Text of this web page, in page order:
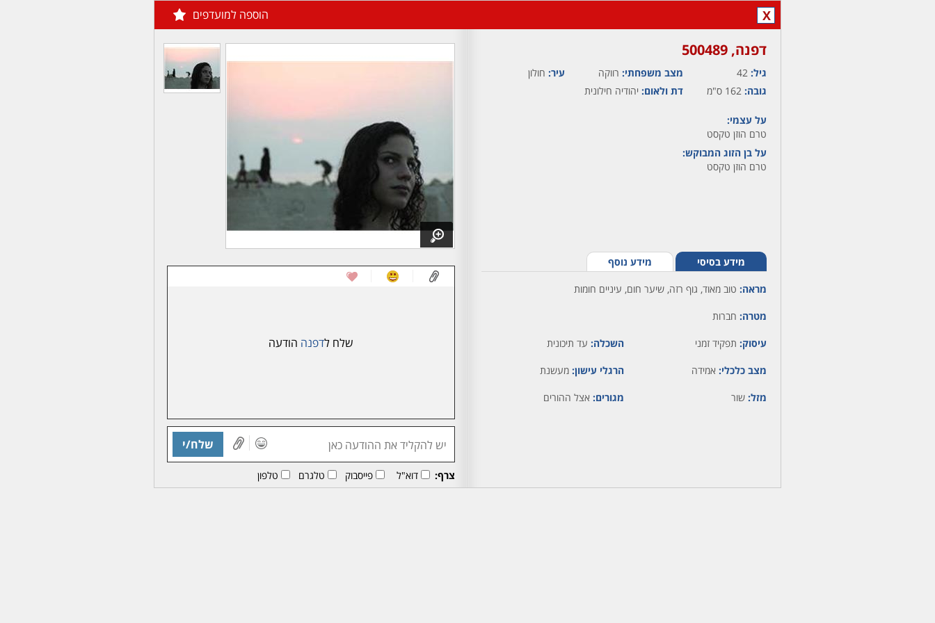
X הוספה למועדפים
דפנה,‏ 500489
גיל: 42 מצב משפחתי: רווקה עיר: חולון
גובה: 162 ס"מ דת ולאום: יהודיה חילונית
על עצמי:
טרם הוזן טקסט
על בן הזוג המבוקש:
טרם הוזן טקסט
מידע בסיסי מידע נוסף
מראה: טוב מאוד, גוף רזה, שיער חום, עיניים חומות
מטרה: חברות
עיסוק: תפקיד זמני השכלה: עד תיכונית
מצב כלכלי: אמידה הרגלי עישון: מעשנת
מזל: שור מגורים: אצל ההורים
שלח לדפנה הודעה
שלח/י
צרף: דוא"ל פייסבוק טלגרם טלפון